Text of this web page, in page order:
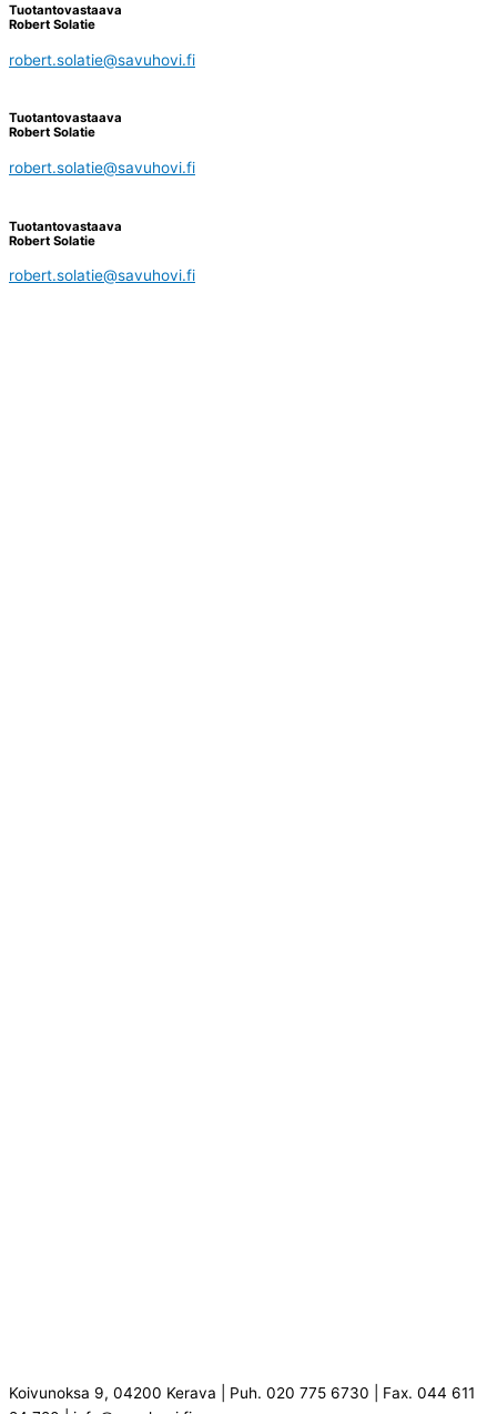
Tuotantovastaava
Robert Solatie
robert.solatie@savuhovi.fi
Tuotantovastaava
Robert Solatie
robert.solatie@savuhovi.fi
Tuotantovastaava
Robert Solatie
robert.solatie@savuhovi.fi
Koivunoksa 9, 04200 Kerava | Puh. 020 775 6730 | Fax. 044 611